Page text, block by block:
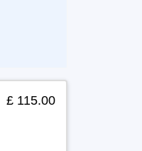
£ 115.00